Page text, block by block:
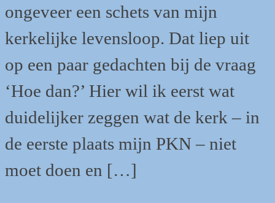
ongeveer een schets van mijn
kerkelijke levensloop. Dat liep uit
op een paar gedachten bij de vraag
‘Hoe dan?’ Hier wil ik eerst wat
duidelijker zeggen wat de kerk – in
de eerste plaats mijn PKN – niet
moet doen en […]